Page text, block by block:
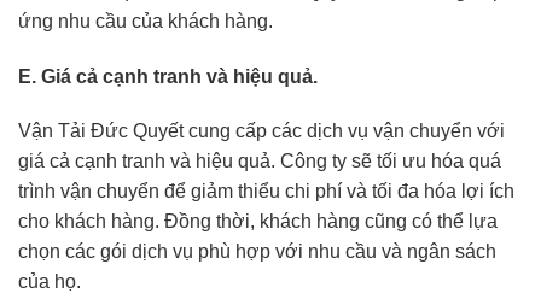
ứng nhu cầu của khách hàng.
E. Giá cả cạnh tranh và hiệu quả.
Vận Tải Đức Quyết cung cấp các dịch vụ vận chuyển với
giá cả cạnh tranh và hiệu quả. Công ty sẽ tối ưu hóa quá
trình vận chuyển để giảm thiểu chi phí và tối đa hóa lợi ích
cho khách hàng. Đồng thời, khách hàng cũng có thể lựa
chọn các gói dịch vụ phù hợp với nhu cầu và ngân sách
của họ.